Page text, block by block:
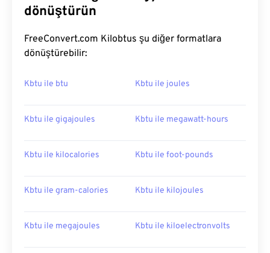
dönüştürün
FreeConvert.com Kilobtus şu diğer formatlara
dönüştürebilir:
Kbtu ile btu Kbtu ile joules
Kbtu ile gigajoules Kbtu ile megawatt-hours
Kbtu ile kilocalories Kbtu ile foot-pounds
Kbtu ile gram-calories Kbtu ile kilojoules
Kbtu ile megajoules Kbtu ile kiloelectronvolts